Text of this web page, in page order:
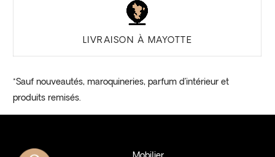
LIVRAISON À MAYOTTE
*Sauf nouveautés, maroquineries, parfum d’intérieur et
produits remisés.